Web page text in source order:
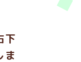
下
ま